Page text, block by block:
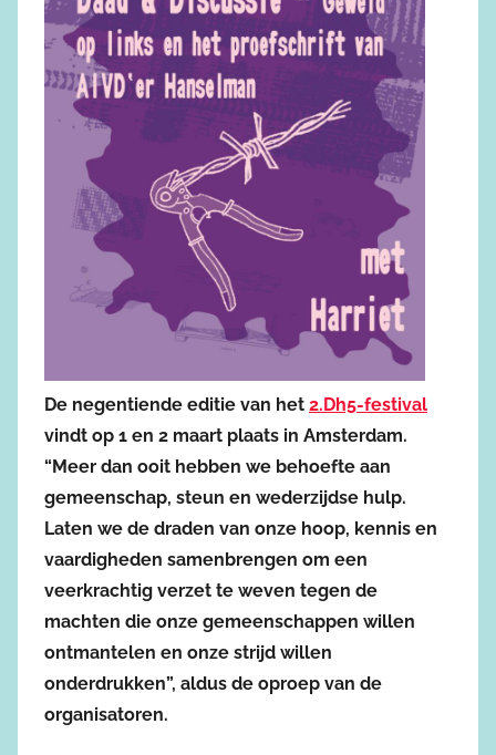
De negentiende editie van het 2.Dh5-festival
vindt op 1 en 2 maart plaats in Amsterdam.
“Meer dan ooit hebben we behoefte aan
gemeenschap, steun en wederzijdse hulp.
Laten we de draden van onze hoop, kennis en
vaardigheden samenbrengen om een
veerkrachtig verzet te weven tegen de
machten die onze gemeenschappen willen
ontmantelen en onze strijd willen
onderdrukken”, aldus de oproep van de
organisatoren.